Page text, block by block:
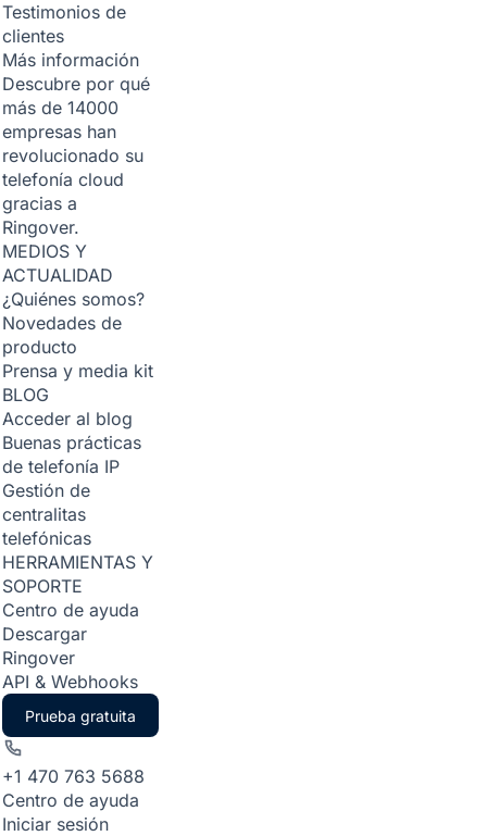
Testimonios de
clientes
Más información
Descubre por qué
más de 14000
empresas han
revolucionado su
telefonía cloud
gracias a
Ringover.
MEDIOS Y
ACTUALIDAD
¿Quiénes somos?
Novedades de
producto
Prensa y media kit
BLOG
Acceder al blog
Buenas prácticas
de telefonía IP
Gestión de
centralitas
telefónicas
HERRAMIENTAS Y
SOPORTE
Centro de ayuda
Descargar
Ringover
API & Webhooks
Prueba gratuita
+1 470 763 5688
Centro de ayuda
Iniciar sesión